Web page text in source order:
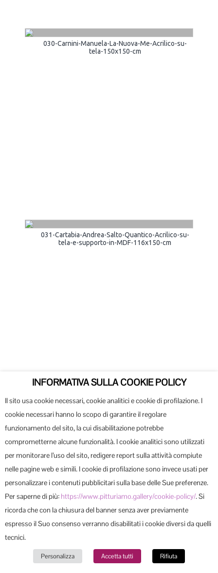
030-Carnini-Manuela-La-Nuova-Me-Acrilico-su-
tela-150x150-cm
031-Cartabia-Andrea-Salto-Quantico-Acrilico-su-
tela-e-supporto-in-MDF-116x150-cm
032-Cassanelli-Francesco-Chiusi-in-casa-Acrilico-
INFORMATIVA SULLA COOKIE POLICY
Il sito usa cookie necessari, cookie analitici e cookie di profilazione. I
cookie necessari hanno lo scopo di garantire il regolare
funzionamento del sito, la cui disabilitazione potrebbe
comprometterne alcune funzionalità. I cookie analitici sono utilizzati
per monitorare l’uso del sito, redigere report sulla attività compiute
nelle pagine web e simili. I cookie di profilazione sono invece usati per
personalizzare i contenuti pubblicitari sulla base delle Sue preferenze.
Per saperne di più: https://www.pitturiamo.gallery/cookie-policy/. Si
ricorda che con la chiusura del banner senza aver previamente
espresso il Suo consenso verranno disabilitati i cookie diversi da quelli
tecnici.
Personalizza Accetta tutti Rifiuta